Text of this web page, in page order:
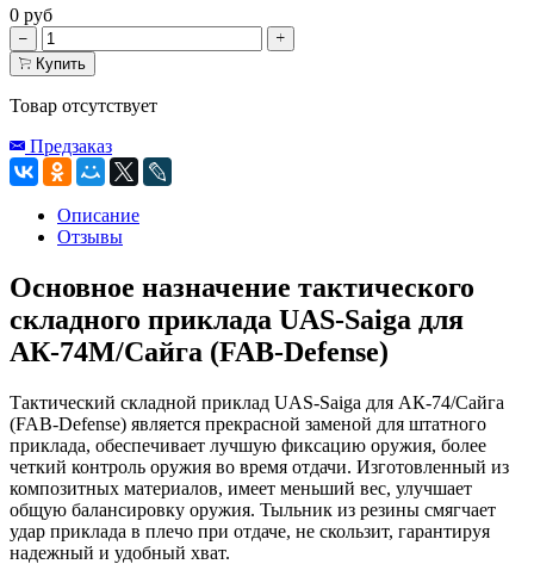
0 руб
Купить
Товар отсутствует
Предзаказ
Описание
Отзывы
Основное назначение тактического
складного приклада UAS-Saiga для
АК-74М/Сайга (FAB-Defense)
Тактический складной приклад UAS-Saiga для АК-74/Сайга
(FAB-Defense) является прекрасной заменой для штатного
приклада, обеспечивает лучшую фиксацию оружия, более
четкий контроль оружия во время отдачи. Изготовленный из
композитных материалов, имеет меньший вес, улучшает
общую балансировку оружия. Тыльник из резины смягчает
удар приклада в плечо при отдаче, не скользит, гарантируя
надежный и удобный хват.